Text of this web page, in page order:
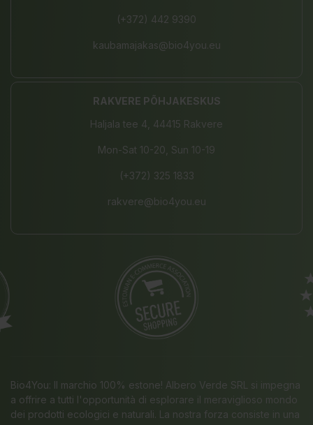
(+372) 442 9390
kaubamajakas@bio4you.eu
RAKVERE PÕHJAKESKUS
Haljala tee 4, 44415 Rakvere
Mon-Sat 10-20, Sun 10-19
(+372) 325 1833
rakvere@bio4you.eu
Bio4You: Il marchio 100% estone! Albero Verde SRL si impegna
a offrire a tutti l'opportunità di esplorare il meraviglioso mondo
dei prodotti ecologici e naturali. La nostra forza consiste in una